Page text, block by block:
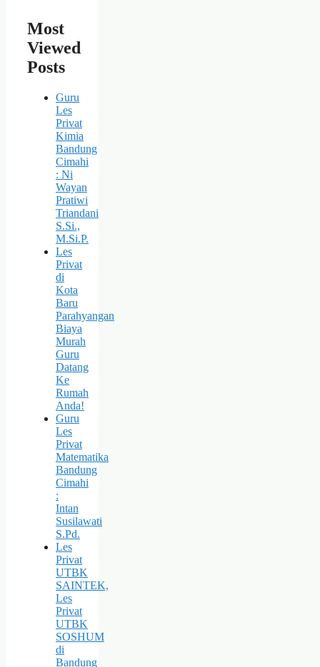
Most
Viewed
Posts
Guru
Les
Privat
Kimia
Bandung
Cimahi
: Ni
Wayan
Pratiwi
Triandani
S.Si.,
M.Si.P.
Les
Privat
di
Kota
Baru
Parahyangan
Biaya
Murah
Guru
Datang
Ke
Rumah
Anda!
Guru
Les
Privat
Matematika
Bandung
Cimahi
:
Intan
Susilawati
S.Pd.
Les
Privat
UTBK
SAINTEK,
Les
Privat
UTBK
SOSHUM
di
Bandung